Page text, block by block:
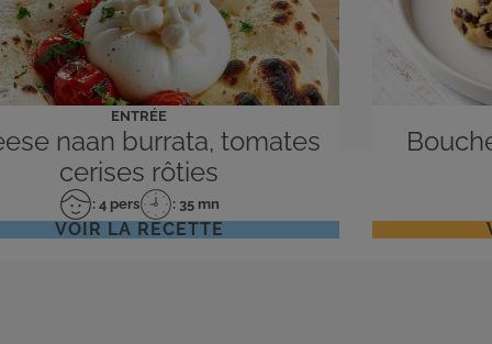
ENTRÉE
naan burrata, tomates
cerises rôties
Nombre
de
: 4 pers
Temps
de
: 35 mn
VOIR LA RECETTE